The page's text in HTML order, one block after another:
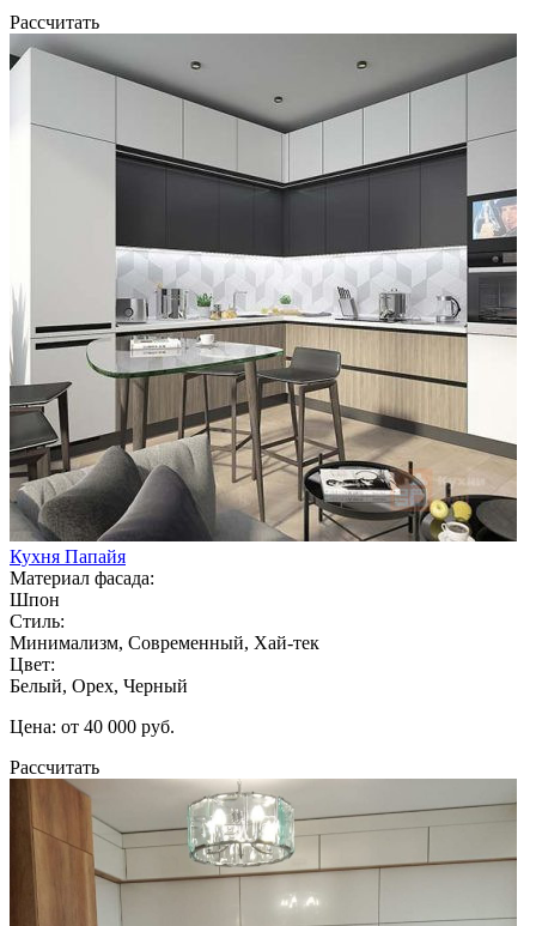
Рассчитать
Кухня Папайя
Материал фасада:
Шпон
Стиль:
Минимализм, Современный, Хай-тек
Цвет:
Белый, Орех, Черный
Цена: от 40 000 руб.
Рассчитать